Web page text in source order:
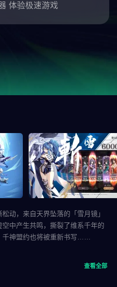
体验极速游戏
动，来自天界坠落的「雪月镜」
中产生共鸣，撕裂了维系千年的
千神盟约也将被重新书写……
查看全部